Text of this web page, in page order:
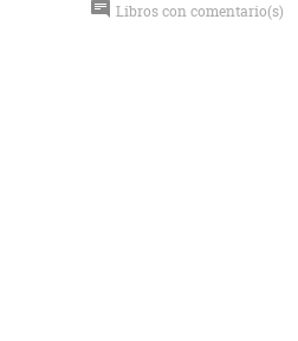
Libros con comentario(s)